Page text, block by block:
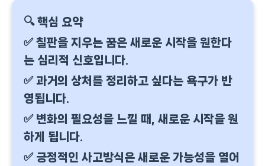
🔍 핵심 요약
✅ 칠판을 지우는 꿈은 새로운 시작을 원한다
는 심리적 신호입니다.
✅ 과거의 상처를 정리하고 싶다는 욕구가 반
영됩니다.
✅ 변화의 필요성을 느낄 때, 새로운 시작을 원
하게 됩니다.
✅ 긍정적인 사고방식은 새로운 가능성을 열어